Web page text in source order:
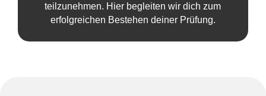
teilzunehmen. Hier begleiten wir dich zum
erfolgreichen Bestehen deiner Prüfung.